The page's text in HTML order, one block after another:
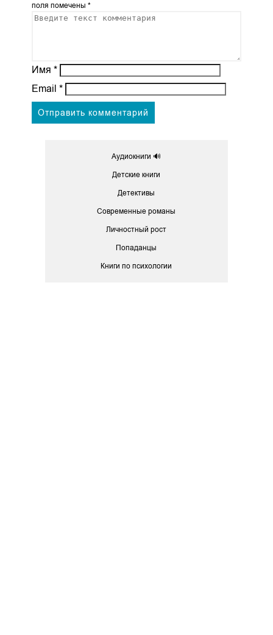
поля помечены *
Имя *
Email *
Аудиокниги 🔊
Детские книги
Детективы
Современные романы
Личностный рост
Попаданцы
Книги по психологии